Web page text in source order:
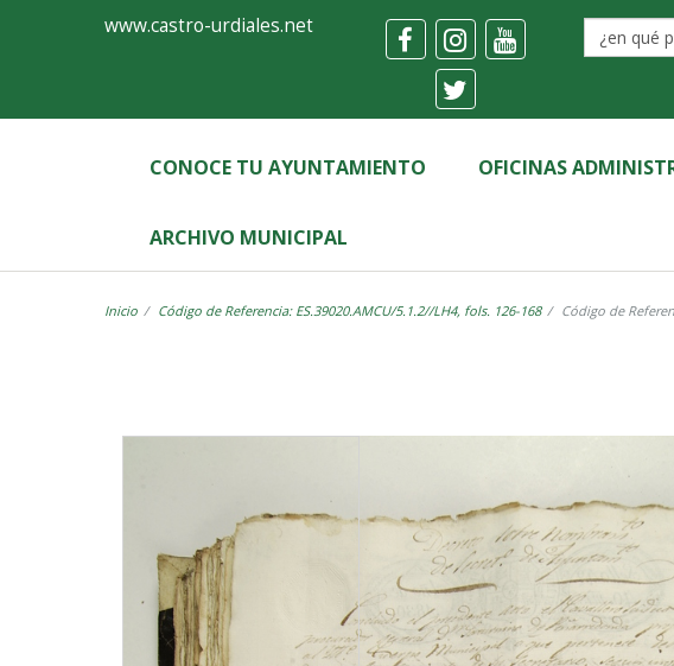
Ayuntamiento
Castro-
Urdiales
www.castro-urdiales.net
CONOCE TU AYUNTAMIENTO OFICINAS
ARCHIVO MUNICIPAL
Inicio Código de Referencia: ES.39020.AMCU/5.1.2//LH4, fols. 126-168 Código de